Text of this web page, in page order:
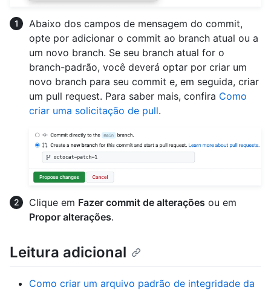
Abaixo dos campos de mensagem do commit,
opte por adicionar o commit ao branch atual ou a
um novo branch. Se seu branch atual for o
branch-padrão, você deverá optar por criar um
novo branch para seu commit e, em seguida, criar
um pull request. Para saber mais, confira Como
criar uma solicitação de pull.
Clique em Fazer commit de alterações ou em
Propor alterações.
Leitura adicional
Como criar um arquivo padrão de integridade da